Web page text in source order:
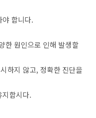
합니다.
한 원인으로 인해 발생할
하지 않고, 정확한 진단을
지합시다.